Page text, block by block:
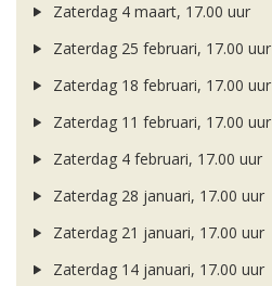
Zaterdag 4 maart, 17.00 uur
Zaterdag 25 februari, 17.00 uur
Zaterdag 18 februari, 17.00 uur
Zaterdag 11 februari, 17.00 uur
Zaterdag 4 februari, 17.00 uur
Zaterdag 28 januari, 17.00 uur
Zaterdag 21 januari, 17.00 uur
Zaterdag 14 januari, 17.00 uur